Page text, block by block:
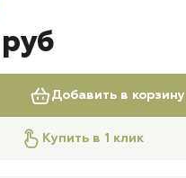
Добавить в корзину
Купить в 1 клик